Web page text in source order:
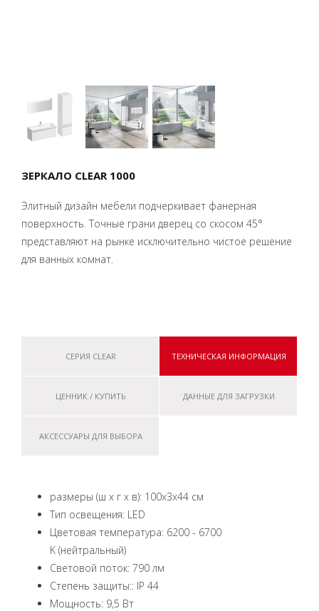
ЗЕРКАЛО CLEAR 1000
Элитный дизайн мебели подчеркивает фанерная
поверхность. Точные грани дверец со скосом 45°
представляют на рынке исключительно чистое решение
для ванных комнат.
СЕРИЯ CLEAR ТЕХНИЧЕСКАЯ ИНФОРМАЦИЯ
ЦЕННИК / КУПИТЬ ДАННЫЕ ДЛЯ ЗАГРУЗКИ
АКСЕССУАРЫ ДЛЯ ВЫБОРА
размеры (ш x г x в): 100x3x44 см
Тип освещения: LED
Цветовая температура: 6200 - 6700
K (нейтральный)
Световой поток: 790 лм
Степень защиты:: IP 44
Мощность: 9,5 Вт